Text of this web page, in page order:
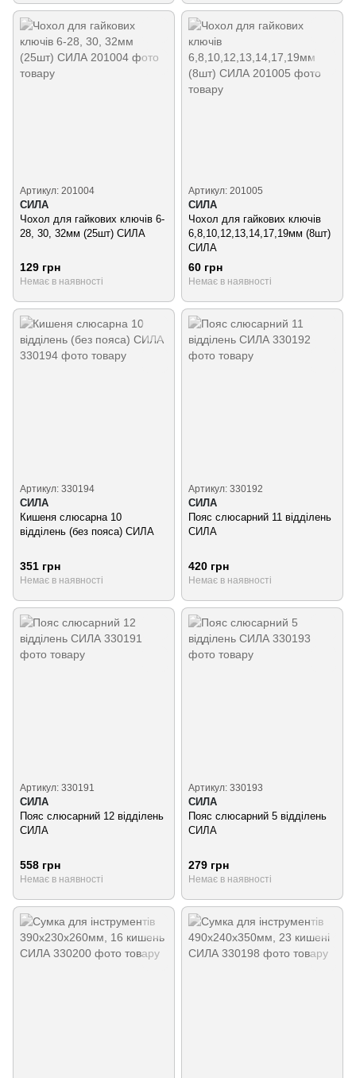
Артикул: 201004
СИЛА
Чохол для гайкових ключів 6-
28, 30, 32мм (25шт) СИЛА
129 грн
Немає в наявності
Артикул: 201005
СИЛА
Чохол для гайкових ключів
6,8,10,12,13,14,17,19мм (8шт)
СИЛА
60 грн
Немає в наявності
Артикул: 330194
СИЛА
Кишеня слюсарна 10
відділень (без пояса) СИЛА
351 грн
Немає в наявності
Артикул: 330192
СИЛА
Пояс слюсарний 11 відділень
СИЛА
420 грн
Немає в наявності
Артикул: 330191
СИЛА
Пояс слюсарний 12 відділень
СИЛА
558 грн
Немає в наявності
Артикул: 330193
СИЛА
Пояс слюсарний 5 відділень
СИЛА
279 грн
Немає в наявності